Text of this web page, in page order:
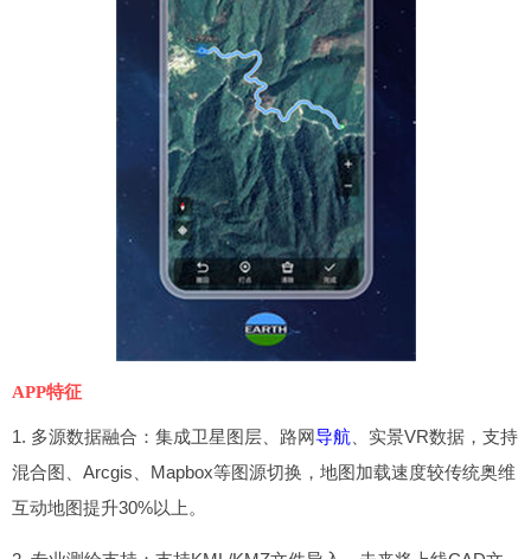
APP特征
1. 多源数据融合：集成卫星图层、路网导航 、实景VR数据，支持
混合图、Arcgis、Mapbox等图源切换，地图加载速度较传统奥维
互动地图提升30%以上。